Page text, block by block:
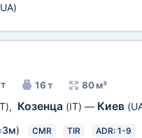
16 т 80 м³
, Козенца (IT) — Киев
3м) CMR TIR ADR: 1-9